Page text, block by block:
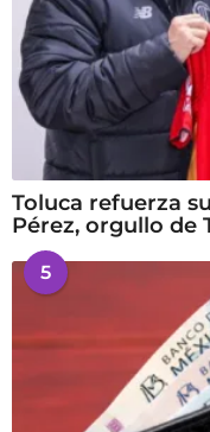
Toluca refuerza
Pérez, orgullo de
5